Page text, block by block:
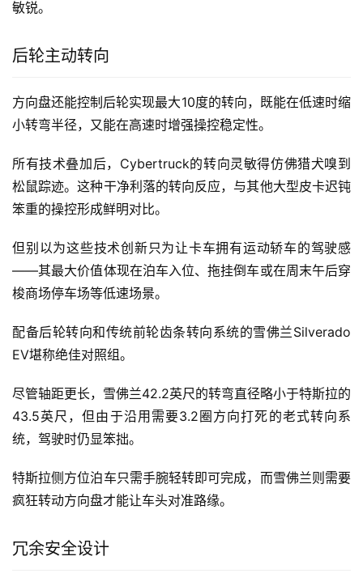
敏锐。
后轮主动转向
方向盘还能控制后轮实现最大10度的转向，既能在低速时缩
小转弯半径，又能在高速时增强操控稳定性。
所有技术叠加后，Cybertruck的转向灵敏得仿佛猎犬嗅到
松鼠踪迹。这种干净利落的转向反应，与其他大型皮卡迟钝
笨重的操控形成鲜明对比。
但别以为这些技术创新只为让卡车拥有运动轿车的驾驶感
——其最大价值体现在泊车入位、拖挂倒车或在周末午后穿
梭商场停车场等低速场景。
配备后轮转向和传统前轮齿条转向系统的雪佛兰Silverado
EV堪称绝佳对照组。
尽管轴距更长，雪佛兰42.2英尺的转弯直径略小于特斯拉的
43.5英尺，但由于沿用需要3.2圈方向打死的老式转向系
统，驾驶时仍显笨拙。
特斯拉侧方位泊车只需手腕轻转即可完成，而雪佛兰则需要
疯狂转动方向盘才能让车头对准路缘。
冗余安全设计